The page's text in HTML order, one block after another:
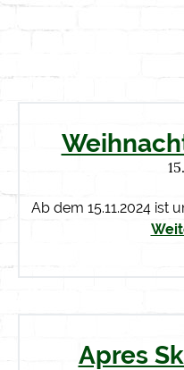
Ab dem 15.11.2024 ist
Apres